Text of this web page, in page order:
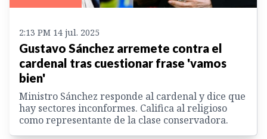
2:13 PM 14 jul. 2025
Gustavo Sánchez arremete contra el
cardenal tras cuestionar frase 'vamos
bien'
Ministro Sánchez responde al cardenal y dice que
hay sectores inconformes. Califica al religioso
como representante de la clase conservadora.